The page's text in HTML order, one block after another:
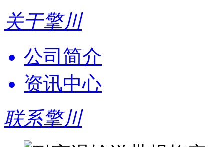
关于擎川
公司简介
资讯中心
联系擎川